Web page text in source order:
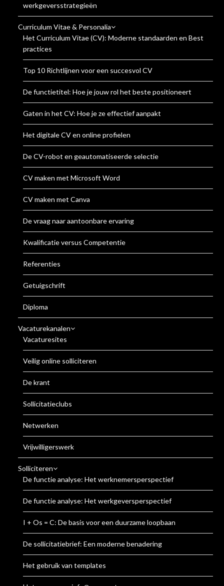
werkgeversstrategieën
Curriculum Vitae & Personalia
Het Curriculum Vitae (CV): Moderne standaarden en Best
practices
Top 10 Richtlijnen voor een succesvol CV
De functietitel: Hoe je jouw rol het beste positioneert
Gaten in het CV: Hoe je ze effectief aanpakt
Het digitale CV en online profielen
De CV-robot en geautomatiseerde selectie
CV maken met Microsoft Word
CV maken met Canva
De vraag naar aantoonbare ervaring
Kwalificatie versus Competentie
Referenties
Getuigschrift
Diploma
Vacaturekanalen
Vacaturesites
Veilig online solliciteren
De krant
Sollicitatieclubs
Netwerken
Vrijwilligerswerk
Solliciteren
De functie analyse: Het werknemersperspectief
De functie analyse: Het werkgeversperspectief
I + Os = C: De basis voor een duurzame loopbaan
De sollicitatiebrief: Een moderne benadering
Het gebruik van templates